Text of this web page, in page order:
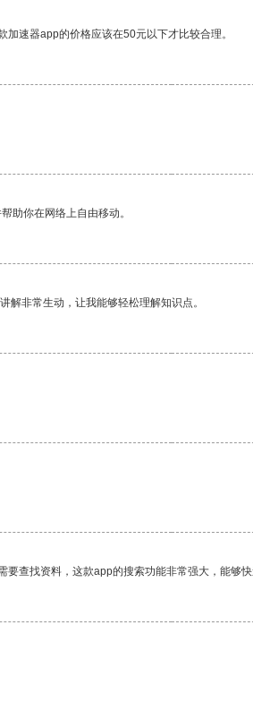
速器app的价格应该在50元以下才比较合理。
助你在网络上自由移动。
解非常生动，让我能够轻松理解知识点。
查找资料，这款app的搜索功能非常强大，能够快